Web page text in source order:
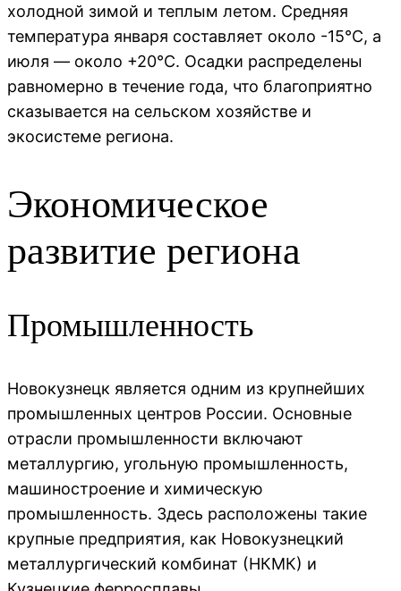
холодной зимой и теплым летом. Средняя
температура января составляет около -15°C, а
июля — около +20°C. Осадки распределены
равномерно в течение года, что благоприятно
сказывается на сельском хозяйстве и
экосистеме региона.
Экономическое
развитие региона
Промышленность
Новокузнецк является одним из крупнейших
промышленных центров России. Основные
отрасли промышленности включают
металлургию, угольную промышленность,
машиностроение и химическую
промышленность. Здесь расположены такие
крупные предприятия, как Новокузнецкий
металлургический комбинат (НКМК) и